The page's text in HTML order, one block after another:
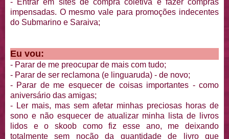
- Entrar em sites de compra coletiva e fazer compras
impensadas. O mesmo vale para promoções indecentes
do Submarino e Saraiva;
Eu vou:
- Parar de me preocupar de mais com tudo;
- Parar de ser reclamona (e linguaruda) - de novo;
- Parar de me esquecer de coisas importantes - como
aniversário das amigas;
- Ler mais, mas sem afetar minhas preciosas horas de
sono e não esquecer de atualizar minha lista de livros
lidos e o skoob como fiz esse ano, me deixando
totalmente sem noção da quantidade de livro que